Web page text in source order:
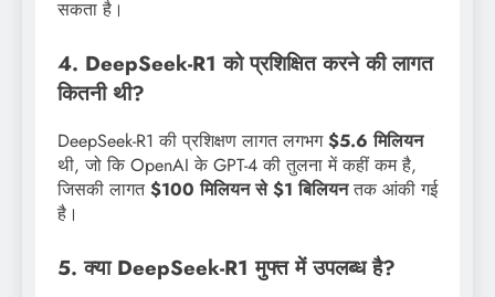
सकता है।
4. DeepSeek-R1 को प्रशिक्षित करने की लागत
कितनी थी?
DeepSeek-R1 की प्रशिक्षण लागत लगभग$5.6 मिलियन
थी, जो कि OpenAI के GPT-4 की तुलना में कहीं कम है,
जिसकी लागत$100 मिलियन से $1 बिलियनतक आंकी गई
है।
5. क्या DeepSeek-R1 मुफ्त में उपलब्ध है?